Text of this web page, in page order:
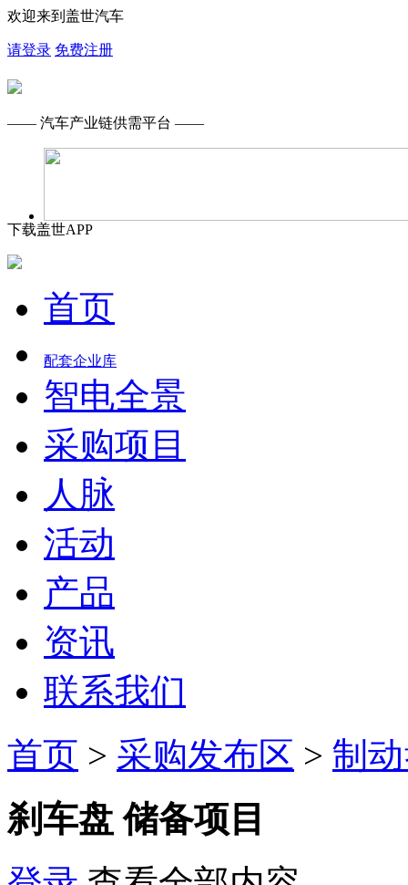
欢迎来到盖世汽车
请登录 免费注册
—— 汽车产业链供需平台 ——
下载盖世APP
首页
配套企业库
智电全景
采购项目
人脉
活动
产品
资讯
联系我们
首页 > 采购发布区 > 制
刹车盘 储备项目